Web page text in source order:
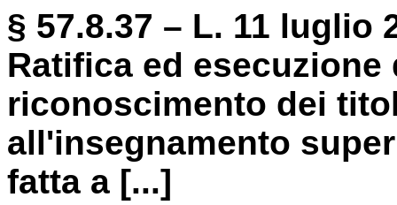
§ 57.8.37 – L. 11 luglio
Ratifica ed
riconoscimento dei
all'insegnamento
fatta a [...]